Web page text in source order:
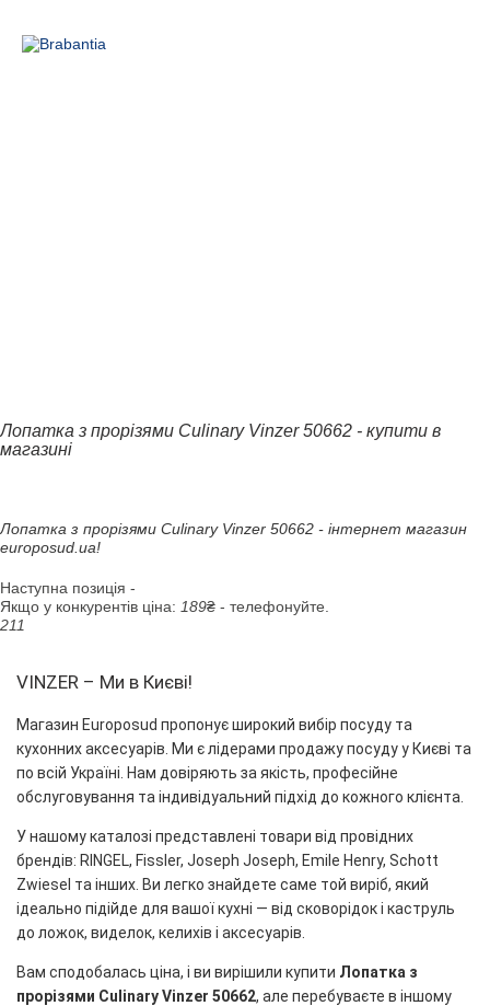
Лопатка з прорізями Culinary Vinzer 50662 - купити в
магазині
Лопатка з прорізями Culinary Vinzer 50662 - інтернет магазин
europosud.ua!
Наступна позиція -
Якщо у конкурентів ціна: 189₴ - телефонуйте.
211
VINZER – Ми в Києві!
Магазин Europosud пропонує широкий вибір посуду та
кухонних аксесуарів. Ми є лідерами продажу посуду у Києві та
по всій Україні. Нам довіряють за якість, професійне
обслуговування та індивідуальний підхід до кожного клієнта.
У нашому каталозі представлені товари від провідних
брендів: RINGEL, Fissler, Joseph Joseph, Emile Henry, Schott
Zwiesel та інших. Ви легко знайдете саме той виріб, який
ідеально підійде для вашої кухні — від сковорідок і каструль
до ложок, виделок, келихів і аксесуарів.
Вам сподобалась ціна, і ви вирішили купити Лопатка з
прорізями Culinary Vinzer 50662, але перебуваєте в іншому